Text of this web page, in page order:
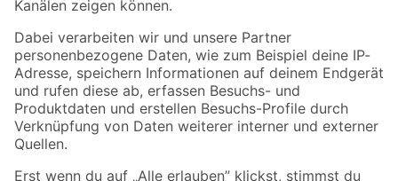
Folge uns
Zahlungsarten Versandarten
Sicher einkaufen